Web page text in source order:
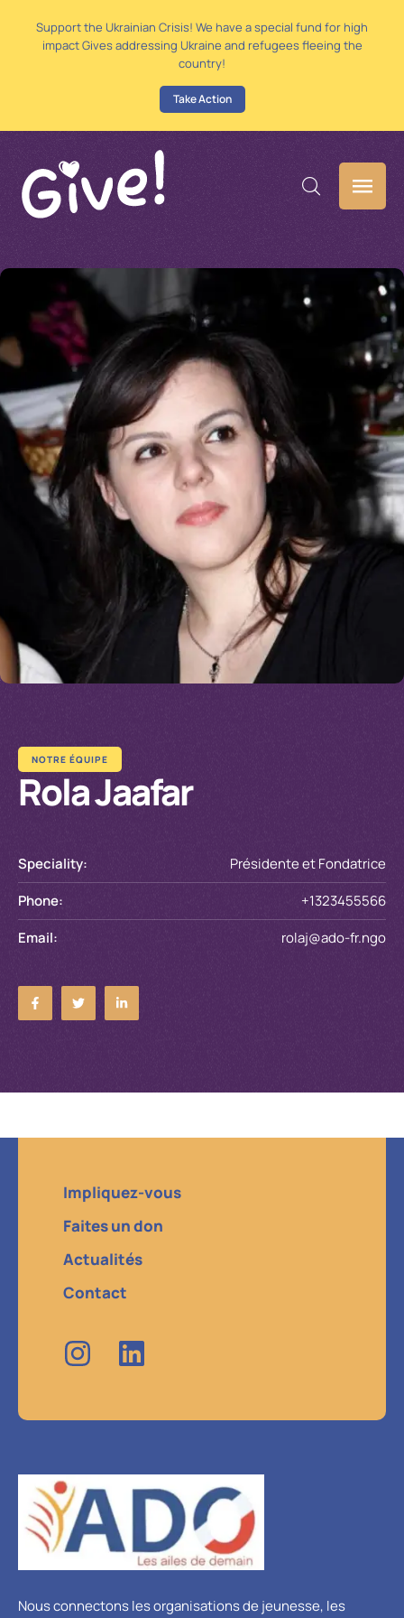
Support the Ukrainian Crisis! We have a special fund for high
impact Gives addressing Ukraine and refugees fleeing the
country!
Take Action
NOTRE ÉQUIPE
Rola Jaafar
Speciality:
Présidente et Fondatrice
Phone:
+1323455566
Email:
rolaj@ado-fr.ngo
Nous connectons les organisations de jeunesse, les
Impliquez-vous
Faites un don
Actualités
Contact